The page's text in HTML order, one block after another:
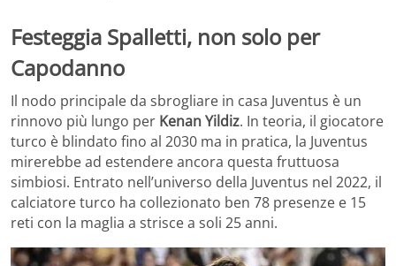
Festeggia Spalletti, non solo per
Capodanno
Il nodo principale da sbrogliare in casa Juventus è un
rinnovo più lungo per Kenan Yildiz. In teoria, il giocatore
turco è blindato fino al 2030 ma in pratica, la Juventus
mirerebbe ad estendere ancora questa fruttuosa
simbiosi. Entrato nell’universo della Juventus nel 2022, il
calciatore turco ha collezionato ben 78 presenze e 15
reti con la maglia a strisce a soli 25 anni.